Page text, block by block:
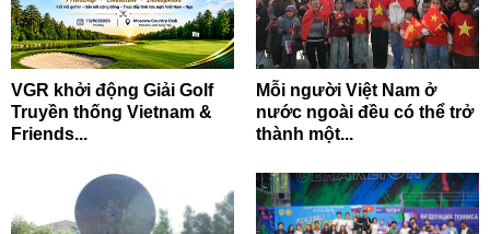
VGR khởi động Giải Golf
Truyền thống Vietnam &
Friends...
Mỗi người Việt Nam ở
nước ngoài đều có thể trở
thành một...